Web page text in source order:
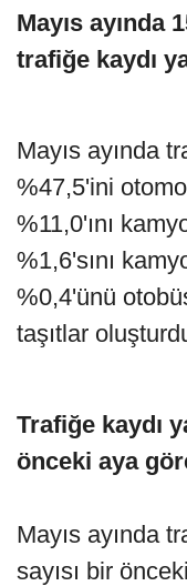
Mayıs ayında
trafiğe kaydı
Mayıs ayında
%47,5'ini
%11,0'ını
%1,6'sını
%0,4'ünü
taşıtlar
Trafiğe kaydı
önceki aya
Mayıs ayında
sayısı bir